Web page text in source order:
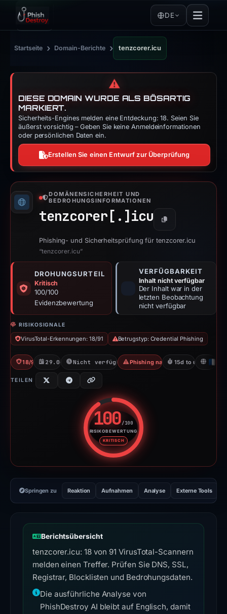
DE
Startseite › Domain-Berichte › tenzcorer.icu
⚠️
DIESE DOMAIN WURDE ALS BÖSARTIG
MARKIERT.
Sicherheits-Engines melden eine Entdeckung: 18. Seien Sie
äußerst vorsichtig – Geben Sie keine Anmeldeinformationen
oder persönlichen Daten ein.
Erstellen Sie einen Entwurf zur Überprüfung
DOMÄNENSICHERHEIT UND
BEDROHUNGSINFORMATIONEN
tenzcorer[.] icu Kopieren
Phishing- und Sicherheitsprüfung für tenzcorer.icu
“tenzcorer.icu”
DROHUNGSURTEIL
Kritisch
100/100
Evidenzbewertung
VERFÜGBARKEIT
Inhalt nicht verfügbar
Der Inhalt war in der
letzten Beobachtung
nicht verfügbar
RISIKOSIGNALE
VirusTotal-Erkennungen: 18/91 Betrugstyp: Credential Phishing
18/91 VT29.04.2026Nicht verfügbar seit 14.05.2026
Phishing nach Zugangsdaten
15d to unavailable
TEILEN
100/100
RISIKOBEWERTUNG
KRITISCH
Risikobewertung: 100 von
Springen zu Reaktion Aufnahmen Analyse Externe Tools
Berichtsübersicht
tenzcorer.icu: 18 von 91 VirusTotal-Scannern
melden einen Treffer. Prüfen Sie DNS, SSL,
Registrar, Blocklisten und Bedrohungsdaten.
Die ausführliche Analyse von
PhishDestroy AI bleibt auf Englisch, damit